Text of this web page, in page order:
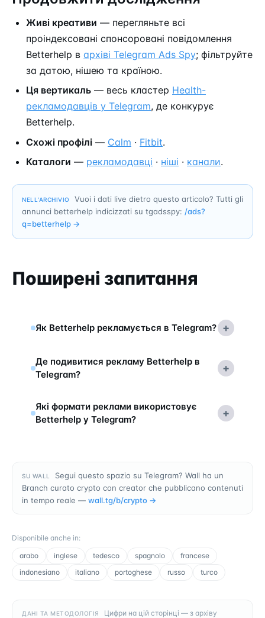
Живі креативи — перегляньте всі
проіндексовані спонсоровані повідомлення
Betterhelp в архіві Telegram Ads Spy; фільтруйте
за датою, нішею та країною.
Ця вертикаль — весь кластер Health-
рекламодавців у Telegram, де конкурує
Betterhelp.
Схожі профілі — Calm · Fitbit.
Каталоги — рекламодавці · ніші · канали.
NELL’ARCHIVIO
Vuoi i dati live dietro questo articolo? Tutti gli
annunci betterhelp indicizzati su tgadsspy: /ads?
q=betterhelp →
Поширені запитання
Як Betterhelp рекламується в Telegram? +
Де подивитися рекламу Betterhelp в
Telegram?
+
Які формати реклами використовує
Betterhelp у Telegram?
+
SU WALL
Segui questo spazio su Telegram? Wall ha un
Branch curato crypto con creator che pubblicano contenuti
in tempo reale — wall.tg/b/crypto →
Disponibile anche in:
arabo
inglese tedesco spagnolo
francese
indonesiano
italiano portoghese russo turco
ДАНІ ТА МЕТОДОЛОГІЯ
Цифри на цій сторінці — з архіву